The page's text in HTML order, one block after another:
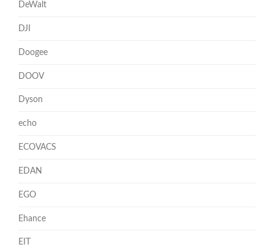
DeWalt
DJI
Doogee
DOOV
Dyson
echo
ECOVACS
EDAN
EGO
Ehance
EIT